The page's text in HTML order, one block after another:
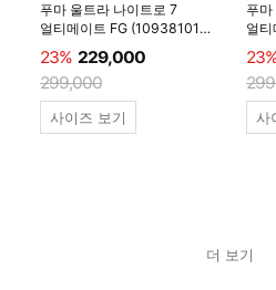
푸마 울트라 나이트로 7
얼티메이트 FG (10938101)
전용쌕/주걱/양말 #
23% 229,000
299,000
사이즈 보기
푸
얼
전
사
더 보기